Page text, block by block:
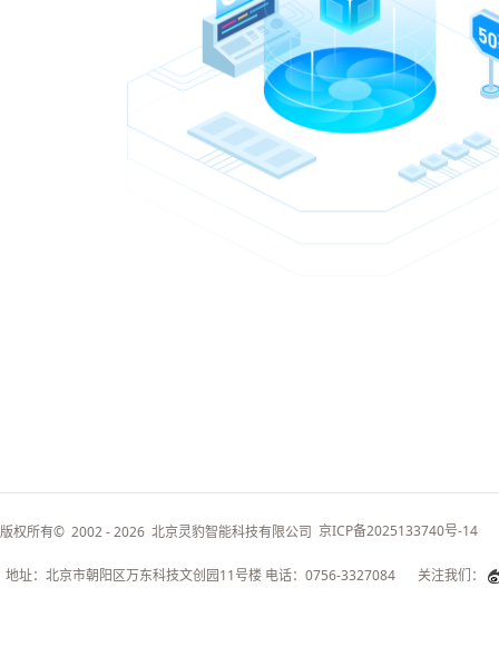
版权所有© 2002 - 2026 北京灵豹智能科技有限公司 京ICP备2025133740号-14
地址：北京市朝阳区万东科技文创园11号楼 电话：0756-3327084 关注我们：